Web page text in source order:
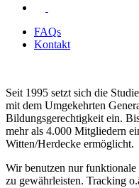
FAQs
Kontakt
Seit 1995 setzt sich die
mit dem Umgekehrten
Bildungsgerechtigkeit ein.
mehr als 4.000 Mitgliedern
Witten/Herdecke ermöglicht.
Wir benutzen nur
zu gewährleisten. Tracking